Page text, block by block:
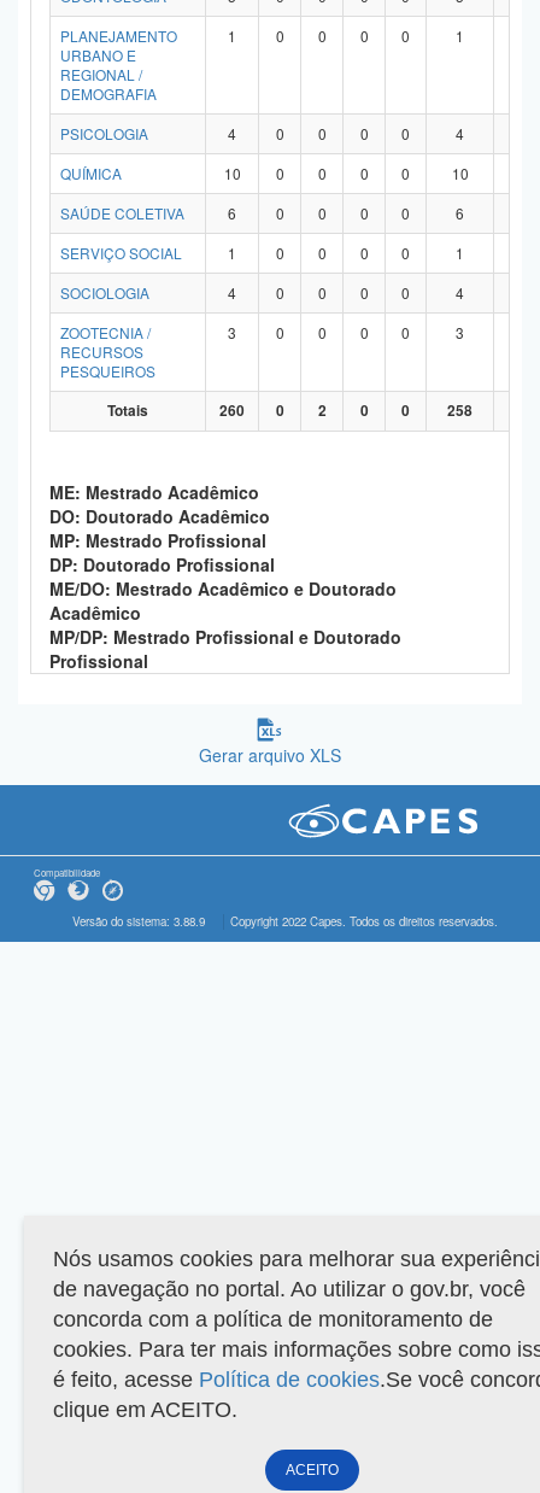
PLANEJAMENTO
URBANO E
REGIONAL /
DEMOGRAFIA
1 0 0 0 0 1
PSICOLOGIA 4 0 0 0 0 4
QUÍMICA
10 0 0 0 0 10
SAÚDE COLETIVA
6 0 0 0 0 6
SERVIÇO SOCIAL
1 0 0 0 0 1
SOCIOLOGIA
4 0 0 0 0 4
ZOOTECNIA /
RECURSOS
PESQUEIROS
3 0 0 0 0 3
Totais 260 0 2 0 0 258
ME: Mestrado Acadêmico
DO: Doutorado Acadêmico
MP: Mestrado Profissional
DP: Doutorado Profissional
ME/DO: Mestrado Acadêmico e Doutorado
Acadêmico
MP/DP: Mestrado Profissional e Doutorado
Profissional
Gerar arquivo XLS
Compatibilidade
Versão do sistema: 3.88.9 Copyright 2022 Capes. Todos os direitos reservados.
Nós usamos cookies para melhorar sua
de navegação no portal. Ao utilizar o gov.br, você
concorda com a política de monitoramento de
cookies. Para ter mais informações sobre como
é feito, acesse Política de cookies.Se você
clique em ACEITO.
ACEITO